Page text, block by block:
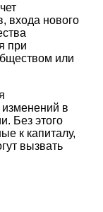
входа нового
при
или
в
Без этого
к капиталу,
вызвать